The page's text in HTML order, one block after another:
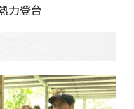
力登台